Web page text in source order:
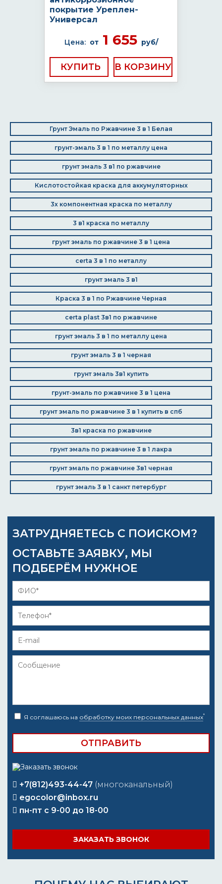
покрытие Уреплен-
Универсал
Цена: от1 655 руб/
КУПИТЬ
Грунт Эмаль по Ржавчине 3 в 1 Белая
грунт-эмаль 3 в 1 по металлу цена
грунт эмаль 3 в1 по ржавчине
Кислотостойкая краска для аккумуляторных
3х компонентная краска по металлу
3 в1 краска по металлу
грунт эмаль по ржавчине 3 в 1 цена
certa 3 в 1 по металлу
грунт эмаль 3 в1
Краска 3 в 1 по Ржавчине Черная
certa plast 3в1 по ржавчине
грунт эмаль 3 в 1 по металлу цена
грунт эмаль 3 в 1 черная
грунт эмаль 3в1 купить
грунт-эмаль по ржавчине 3 в 1 цена
грунт эмаль по ржавчине 3 в 1 купить в спб
3в1 краска по ржавчине
грунт эмаль по ржавчине 3 в 1 лакра
грунт эмаль по ржавчине 3в1 черная
грунт эмаль 3 в 1 санкт петербург
ЗАТРУДНЯЕТЕСЬ С ПОИСКОМ?
ОСТАВЬТЕ ЗАЯВКУ, МЫ
ПОДБЕРЁМ НУЖНОЕ
Я соглашаюсь на обработку моих персональных данных*
+7(812)493-44-47 (многоканальный)
egocolor@inbox.ru
пн-пт с 9-00 до 18-00
ЗАКАЗАТЬ ЗВОНОК